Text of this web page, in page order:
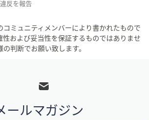
違反を報告
コミュニティメンバーにより書かれたもので
性および妥当性を保証するものではありませ
判断でお願い致します。
ールマガジン